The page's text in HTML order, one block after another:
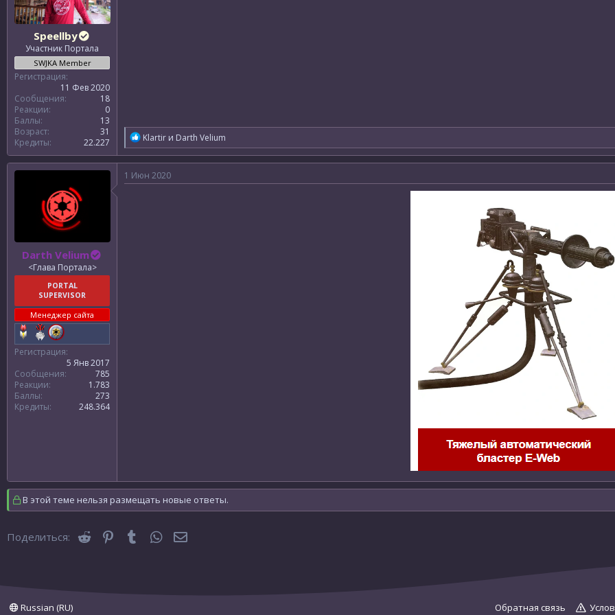
Speellby
Участник Портала
SWJKA Member
Регистрация
11 Фев 2020
Сообщения
18
Реакции
0
Баллы
13
Возраст
31
Кредиты
22.227
Р
е
а
ц
Klartir и Darth Velium
Darth Velium
<Глава Портала>
PORTAL
SUPERVISOR
Менеджер сайта
Регистрация
5 Янв 2017
Сообщения
785
Реакции
1.783
Баллы
273
Кредиты
248.364
1 Июн 2020
В этой теме нельзя размещать новые ответы.
Поделиться: Reddit Pinterest
TumblrWhatsAppЭлектронная почта
Russian (RU) Обратная связь